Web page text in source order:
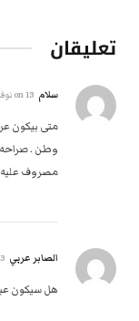
تعليقان
سلام 13 نوفمبر، 2016 11:27 ص
متى بيكون
وطن . صراحه
مصروف عليه
الصابر عربي 13
هل سيكون